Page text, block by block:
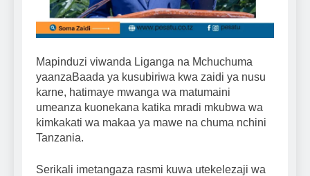
Mapinduzi viwanda Liganga na Mchuchuma
yaanzaBaada ya kusubiriwa kwa zaidi ya nusu
karne, hatimaye mwanga wa matumaini
umeanza kuonekana katika mradi mkubwa wa
kimkakati wa makaa ya mawe na chuma nchini
Tanzania.
Serikali imetangaza rasmi kuwa utekelezaji wa